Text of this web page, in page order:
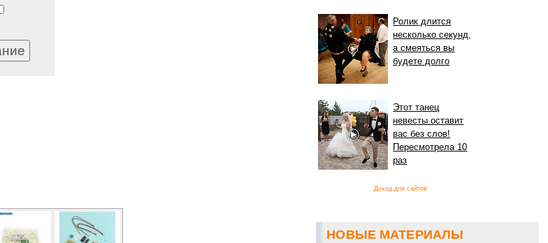
Ролик длится
несколько секунд,
а смеяться вы
будете долго
Этот танец
невесты оставит
вас без слов!
Пересмотрела 10
раз
Доход для сайтов
НОВЫЕ МАТЕРИАЛЫ